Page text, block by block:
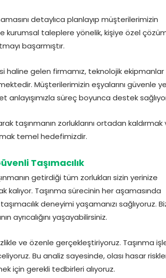
detaylıca planlayıp müşterilerimizin
kurumsal taleplere yönelik, kişiye özel
başarmıştır.
haline gelen firmamız, teknolojik ekipmanlar
Müşterilerimizin eşyalarını güvenle
süreç boyunca destek
taşınmanın zorluklarını ortadan kaldırmak
temel hedefimizdir.
Taşımacılık
getirdiği tüm zorlukları sizin yerinize
kalıyor. Taşınma sürecinin her aşamasında
deneyimi yaşamanızı sağlıyoruz.
ayrıcalığını yaşayabilirsiniz.
ve özenle gerçekleştiriyoruz. Taşınma
Bu analiz sayesinde, olası hasar
için gerekli tedbirleri alıyoruz.